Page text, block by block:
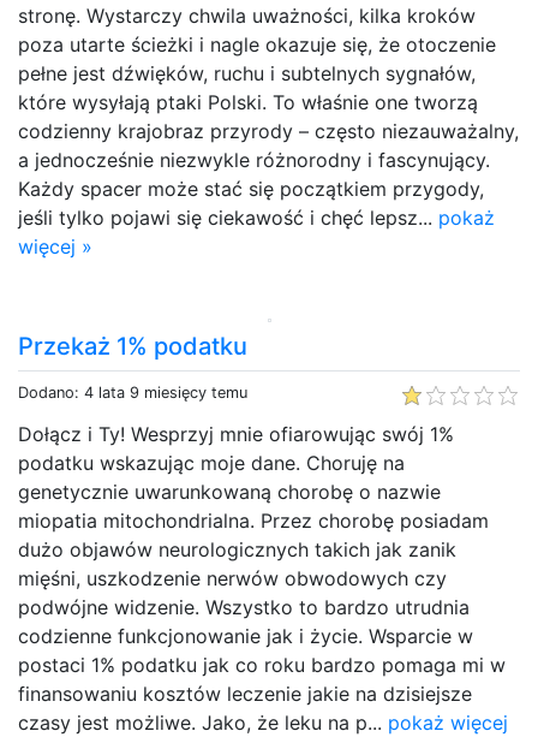
stronę. Wystarczy chwila uważności, kilka kroków
poza utarte ścieżki i nagle okazuje się, że otoczenie
pełne jest dźwięków, ruchu i subtelnych sygnałów,
które wysyłają ptaki Polski. To właśnie one tworzą
codzienny krajobraz przyrody – często niezauważalny,
a jednocześnie niezwykle różnorodny i fascynujący.
Każdy spacer może stać się początkiem przygody,
jeśli tylko pojawi się ciekawość i chęć lepsz... pokaż
więcej »
Przekaż 1% podatku
Dodano: 4 lata 9 miesięcy temu
Dołącz i Ty! Wesprzyj mnie ofiarowując swój 1%
podatku wskazując moje dane. Choruję na
genetycznie uwarunkowaną chorobę o nazwie
miopatia mitochondrialna. Przez chorobę posiadam
dużo objawów neurologicznych takich jak zanik
mięśni, uszkodzenie nerwów obwodowych czy
podwójne widzenie. Wszystko to bardzo utrudnia
codzienne funkcjonowanie jak i życie. Wsparcie w
postaci 1% podatku jak co roku bardzo pomaga mi w
finansowaniu kosztów leczenie jakie na dzisiejsze
czasy jest możliwe. Jako, że leku na p... pokaż więcej